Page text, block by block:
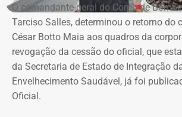
Patrimônio de Luiz Paulo
todas as eleições desde
O comandante-geral do Corpo de
Tarciso Salles, determinou o retorno do
César Botto Maia aos quadros da
revogação da cessão do oficial, que
da Secretaria de Estado de Integração
Envelhecimento Saudável, já foi
Oficial.